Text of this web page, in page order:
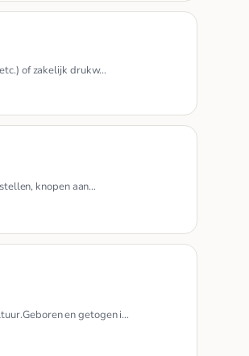
of zakelijk drukw…
knopen aan…
en getogen i…